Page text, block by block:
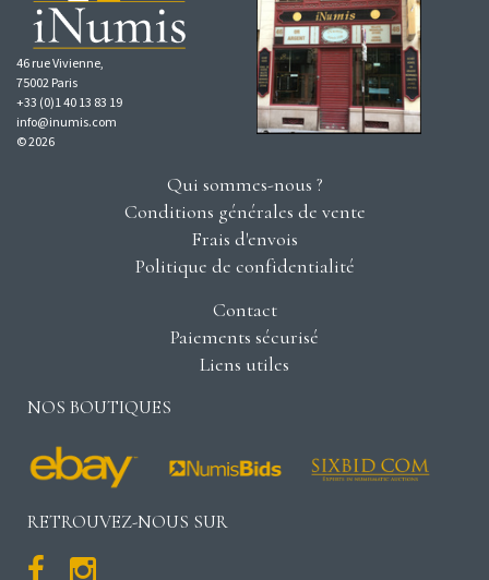
46 rue Vivienne,
75002 Paris
+33 (0)1 40 13 83 19
info@inumis.com
© 2026
Qui sommes-nous ?
Conditions générales de vente
Frais d'envois
Politique de confidentialité
Contact
Paiements sécurisé
Liens utiles
NOS BOUTIQUES
RETROUVEZ-NOUS SUR